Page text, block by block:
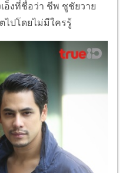
อ็งที่ชื่อว่า ชีพ ชูชัยวาย
ไปโดยไม่มีใครรู้